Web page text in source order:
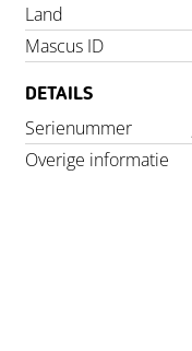
Land
Mascus ID
DETAILS
Serienummer
Overige informatie